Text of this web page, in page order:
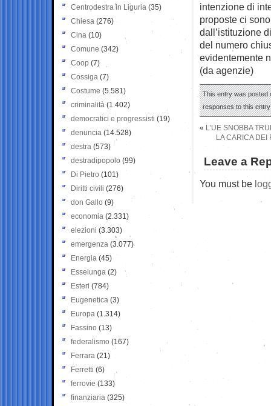
intenzione di
proposte ci
dall’istituzione
del numero
evidentemente
(da agenzie)
This entry was posted
responses to this
« L’UE SNOBBA
LA CARICA
Leave a
You must be
Centrodestra in Liguria (35)
Chiesa (276)
Cina (10)
Comune (342)
Coop (7)
Cossiga (7)
Costume (5.581)
criminalità (1.402)
democratici e progressisti (19)
denuncia (14.528)
destra (573)
destradipopolo (99)
Di Pietro (101)
Diritti civili (276)
don Gallo (9)
economia (2.331)
elezioni (3.303)
emergenza (3.077)
Energia (45)
Esselunga (2)
Esteri (784)
Eugenetica (3)
Europa (1.314)
Fassino (13)
federalismo (167)
Ferrara (21)
Ferretti (6)
ferrovie (133)
finanziaria (325)